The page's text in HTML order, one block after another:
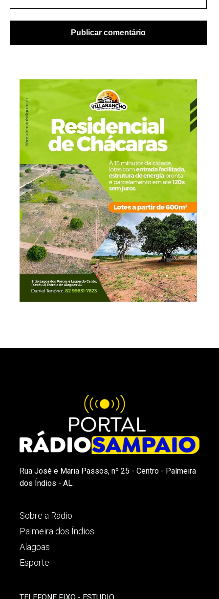
Rua José e Maria Passos, nº 25 - Centro - Palmeira
dos Índios - AL.
Sobre a Rádio
Palmeira dos Índios
Alagoas
Esporte